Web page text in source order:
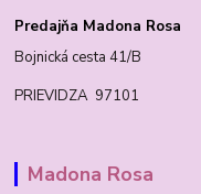
Predajňa Madona Rosa
Bojnická cesta 41/B
PRIEVIDZA 97101
Madona Rosa